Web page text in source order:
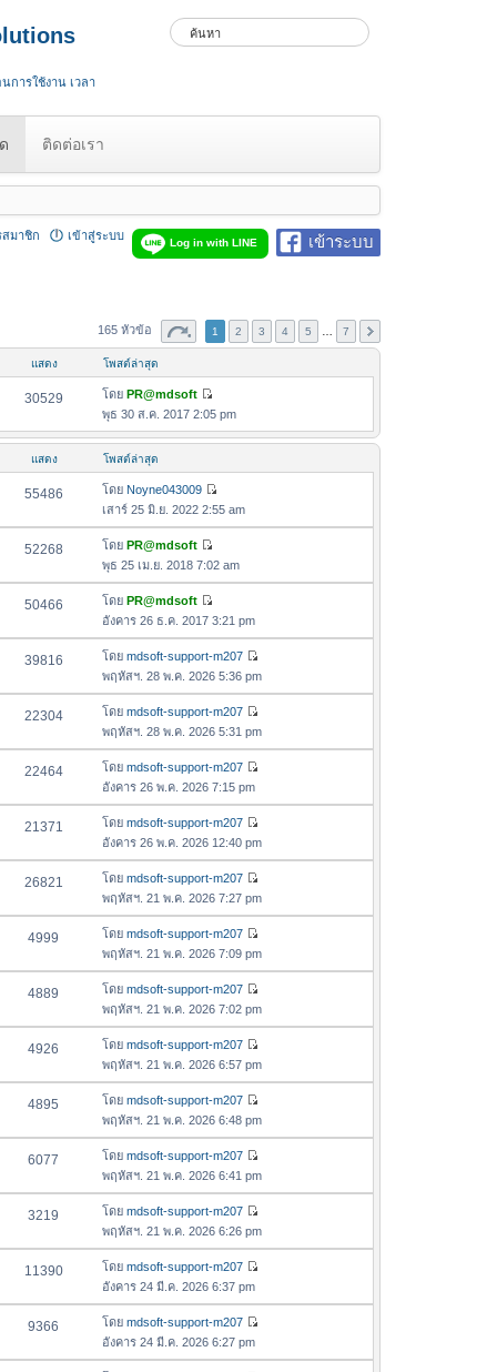
การใช้งาน เวลา
ติดต่อเรา
เข้าระบบ
Log in with LINE
เข้าสู่ระบบ
มาชิก
165 หัวข้อ 1 2 3 4 5 7
แสดง โพสต์ล่าสุด
30529 โดย PR@mdsoft
ดู
ข้
อ
ว
า
ม
า
สุ
พุธ 30 ส.ค. 2017 2:05 pm
แสดง โพสต์ล่าสุด
55486 โดย Noyne043009
ดู
ข้
ค
ว
ม
ล่
า
สุ
เสาร์ 25 มิ.ย. 2022 2:55 am
52268 โดย PR@mdsoft
ดู
ข้
ค
ว
า
ม
ล่
า
สุ
พุธ 25 เม.ย. 2018 7:02 am
50466 โดย PR@mdsoft
ดู
ข้
อ
ค
ว
า
ม
ล่
า
สุ
อังคาร 26 ธ.ค. 2017 3:21 pm
39816 โดย mdsoft-support-m207
ข้
ค
ว
ล่
สุ
พฤหัสฯ. 28 พ.ค. 2026 5:36 pm
22304 โดย mdsoft-support-m207
ข้
ว
ม
ล่
สุ
พฤหัสฯ. 28 พ.ค. 2026 5:31 pm
22464 โดย mdsoft-support-m207
ข้
ค
ว
ม
ล่
สุ
อังคาร 26 พ.ค. 2026 7:15 pm
21371 โดย mdsoft-support-m207
ข้
ค
ว
ม
ล่
สุ
อังคาร 26 พ.ค. 2026 12:40 pm
26821 โดย mdsoft-support-m207
ข้
ค
ว
ม
ล่
สุ
พฤหัสฯ. 21 พ.ค. 2026 7:27 pm
4999 โดย mdsoft-support-m207
ข้
ค
ว
ม
ล่
สุ
พฤหัสฯ. 21 พ.ค. 2026 7:09 pm
4889 โดย mdsoft-support-m207
ข้
ค
ว
ม
ล่
สุ
พฤหัสฯ. 21 พ.ค. 2026 7:02 pm
4926 โดย mdsoft-support-m207
ข้
ค
ว
ม
ล่
สุ
พฤหัสฯ. 21 พ.ค. 2026 6:57 pm
4895 โดย mdsoft-support-m207
ข้
ค
ว
ม
ล่
พฤหัสฯ. 21 พ.ค. 2026 6:48 pm
6077 โดย mdsoft-support-m207
ข้
ค
ว
ล่
พฤหัสฯ. 21 พ.ค. 2026 6:41 pm
3219 โดย mdsoft-support-m207
ข้
ว
ล่
พฤหัสฯ. 21 พ.ค. 2026 6:26 pm
11390 โดย mdsoft-support-m207
ข้
ว
อังคาร 24 มี.ค. 2026 6:37 pm
9366 โดย mdsoft-support-m207
ข้
อังคาร 24 มี.ค. 2026 6:27 pm